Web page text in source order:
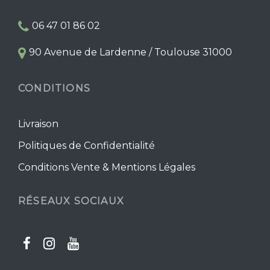
du
06 47 01 86 02
90 Avenue de Lardenne / Toulouse 31000
CONDITIONS
Livraison
Politiques de Confidentialité
Conditions Vente & Mentions Légales
RÉSEAUX SOCIAUX